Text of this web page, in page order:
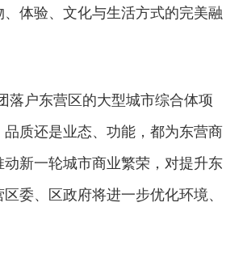
体验、文化与生活方式的完美融
户东营区的大型城市综合体项
质还是业态、功能，都为东营商
新一轮城市商业繁荣，对提升东
委、区政府将进一步优化环境、